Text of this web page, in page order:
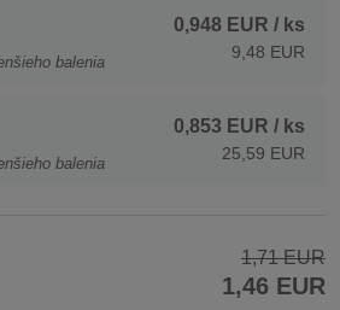
balenia
0,948 EUR / ks
9,48 EUR
balenia
0,853 EUR / ks
25,59 EUR
1,71 EUR
1,46 EUR